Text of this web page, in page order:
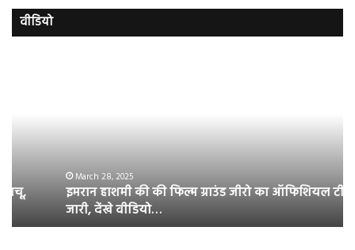
वीडियो
ऑफिशियल
जारी,
March 28, 2025
इमरान हाशमी की की फिल्म ग्राउंड जीरो का ऑफिशियल टीजर
जारी, देंखे वीडियो…